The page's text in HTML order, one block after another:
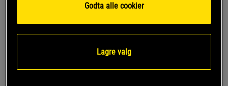
4.5
3
0%
Skriv anmeldelse
Godta alle cookier
Lagre valg